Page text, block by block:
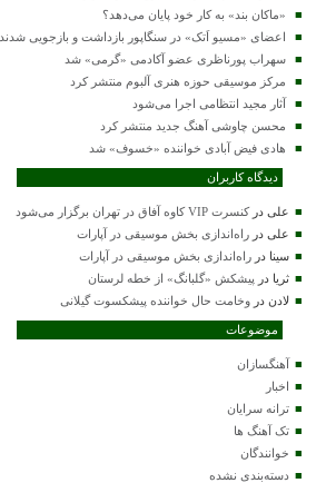
«ماکان بند» به کار خود پایان می‌دهد؟
اعضای «مسیو اَتک» در سنگاپور بازداشت و بازجویی شدند
سهراب پورناظری عضو آکادمی «گرمی» شد
مرکز موسیقی حوزه هنری آلبوم منتشر کرد
آثار مجید انتظامی اجرا می‌شود
محسن چاوشی آهنگ جدید منتشر کرد
هادی فیض آبادی خواننده «خسوف» شد
دیدگاه کاربران
علی درکنسرت VIP کاوه آفاق در تهران برگزار می‌شود
علی در راه‌اندازی بخش موسیقی در آپارات
سینا در راه‌اندازی بخش موسیقی در آپارات
ثریا در پیشکش «گلبانگ» از خطه لرستان
لادن در وخامت حال خواننده پیشکسوت گیلانی
موضوعات
آهنگسازان
اخبار
ترانه سرایان
تک آهنگ ها
خوانندگان
دسته‌بندی نشده